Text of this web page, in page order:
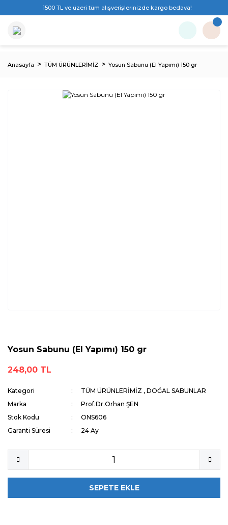
1500 TL ve üzeri tüm alışverişlerinizde kargo bedava!
Anasayfa TÜM ÜRÜNLERİMİZ Yosun Sabunu (El Yapımı) 150 gr
Yosun Sabunu (El Yapımı) 150 gr
248,00 TL
Kategori TÜM ÜRÜNLERİMİZ ,DOĞAL SABUNLAR
Marka
Prof.Dr.Orhan ŞEN
Stok Kodu
ONS606
Garanti Süresi
24 Ay
SEPETE EKLE